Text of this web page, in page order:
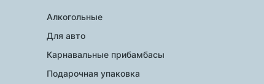
Алкогольные
Для авто
Карнавальные прибамбасы
Подарочная упаковка